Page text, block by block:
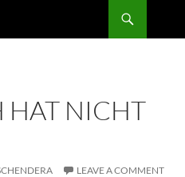
HAT NICHT
LEAVE A COMMENT